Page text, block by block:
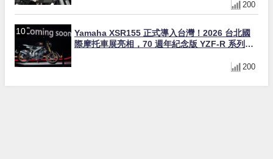
200
Yamaha XSR155 正式導入台灣！2026 台北國
際摩托車展亮相，70 週年紀念版 YZF-R 系列限
200